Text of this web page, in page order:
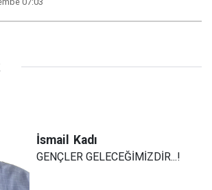
İsmail Kadı
GENÇLER GELECEĞİMİZDİR...!